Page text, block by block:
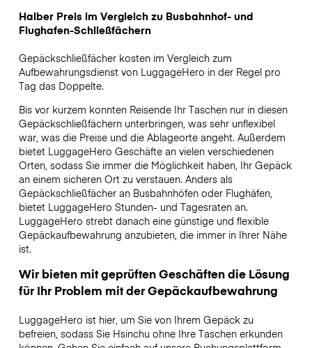
Halber Preis im Vergleich zu Busbahnhof- und
Flughafen-Schließfächern
Gepäckschließfächer kosten im Vergleich zum
Aufbewahrungsdienst von LuggageHero in der Regel pro
Tag das Doppelte.
Bis vor kurzem konnten Reisende Ihr Taschen nur in diesen
Gepäckschließfächern unterbringen, was sehr unflexibel
war, was die Preise und die Ablageorte angeht. Außerdem
bietet LuggageHero Geschäfte an vielen verschiedenen
Orten, sodass Sie immer die Möglichkeit haben, Ihr Gepäck
an einem sicheren Ort zu verstauen. Anders als
Gepäckschließfächer an Busbahnhöfen oder Flughäfen,
bietet LuggageHero Stunden- und Tagesraten an.
LuggageHero strebt danach eine günstige und flexible
Gepäckaufbewahrung anzubieten, die immer in Ihrer Nähe
ist.
Wir bieten mit geprüften Geschäften die Lösung
für Ihr Problem mit der Gepäckaufbewahrung
LuggageHero ist hier, um Sie von Ihrem Gepäck zu
befreien, sodass Sie Hsinchu ohne Ihre Taschen erkunden